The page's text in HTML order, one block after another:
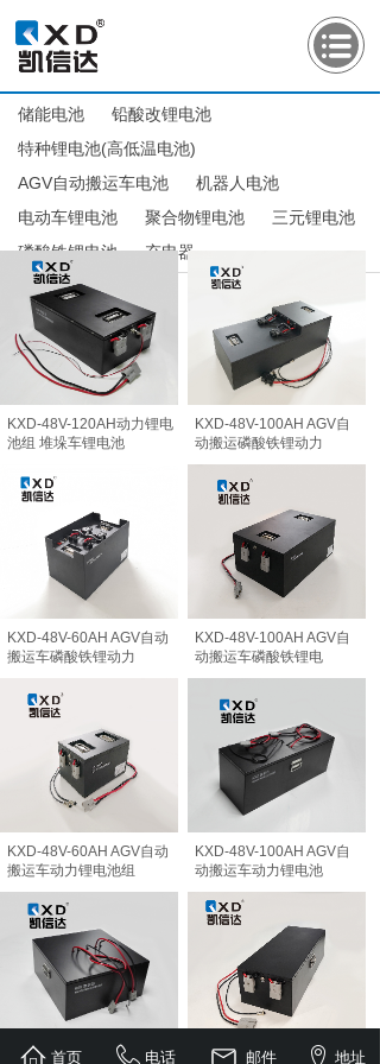
储能电池
铅酸改锂电池
特种锂电池(高低温电池)
AGV自动搬运车电池
机器人电池
电动车锂电池
聚合物锂电池
三元锂电池
磷酸铁锂电池
充电器
KXD-48V-120AH动力锂电
池组 堆垛车锂电池
KXD-48V-100AH AGV自
动搬运磷酸铁锂动力
KXD-48V-60AH AGV自动
搬运车磷酸铁锂动力
KXD-48V-100AH AGV自
动搬运车磷酸铁锂电
KXD-48V-60AH AGV自动
搬运车动力锂电池组
KXD-48V-100AH AGV自
动搬运车动力锂电池
首页 电话 邮件 地址